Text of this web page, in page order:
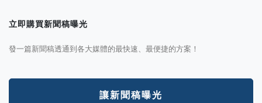
立即購買新聞稿曝光
發一篇新聞稿透通到各大媒體的最快速、最便捷的方案！
讓新聞稿曝光